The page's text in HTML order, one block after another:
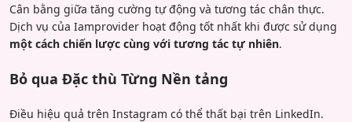
Cân bằng giữa tăng cường tự động và tương tác chân thực.
Dịch vụ của Iamprovider hoạt động tốt nhất khi được sử dụng
một cách chiến lược cùng với tương tác tự nhiên.
Bỏ qua Đặc thù Từng Nền tảng
Điều hiệu quả trên Instagram có thể thất bại trên LinkedIn.